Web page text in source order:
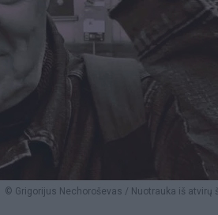
© Grigorijus Nechoroševas / Nuotrauka iš atvirų